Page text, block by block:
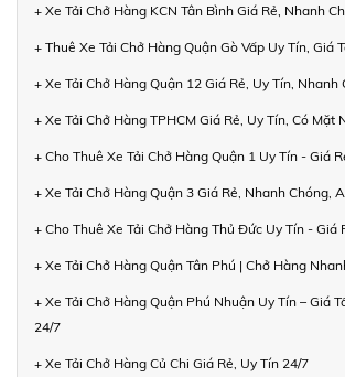
+ Xe Tải Chở Hàng KCN Tân Bình Giá Rẻ, Nhanh
+ Thuê Xe Tải Chở Hàng Quận Gò Vấp Uy Tín, Giá
+ Xe Tải Chở Hàng Quận 12 Giá Rẻ, Uy Tín, Nhanh
+ Xe Tải Chở Hàng TPHCM Giá Rẻ, Uy Tín, Có Mặt
+ Cho Thuê Xe Tải Chở Hàng Quận 1 Uy Tín - Giá
+ Xe Tải Chở Hàng Quận 3 Giá Rẻ, Nhanh Chóng,
+ Cho Thuê Xe Tải Chở Hàng Thủ Đức Uy Tín - Giá
+ Xe Tải Chở Hàng Quận Tân Phú | Chở Hàng
+ Xe Tải Chở Hàng Quận Phú Nhuận Uy Tín – Giá
24/7
+ Xe Tải Chở Hàng Củ Chi Giá Rẻ, Uy Tín 24/7